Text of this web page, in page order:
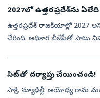
2027లో ఉత్తరప్రదేశ్‌ను
ఉత్తరప్రదేశ్ రాజకీయాల్లో 2027
చేరింది. అధికార బీజేపీతో పాటు
సిట్‌తో దర్యాప్తు చేయించండి!
సాక్షి, న్యూఢిల్లీ: అయోధ్య రామ